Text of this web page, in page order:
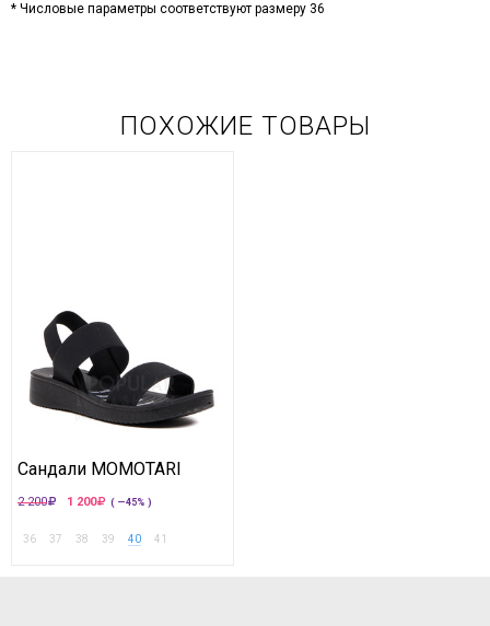
* Числовые параметры соответствуют размеру 36
ПОХОЖИЕ ТОВАРЫ
Сандали MOMOTARI
2 200 1 200 ( —45% )
36 37 38 39 40 41